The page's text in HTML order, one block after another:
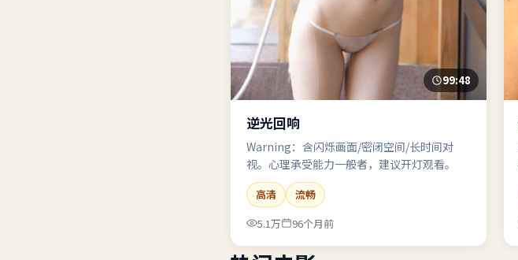
99:48
逆光回响
Warning：含闪烁画面/密闭空间/长时间对
视。心理承受能力一般者，建议开灯观看。
高清
流畅
5.1万
96个月前